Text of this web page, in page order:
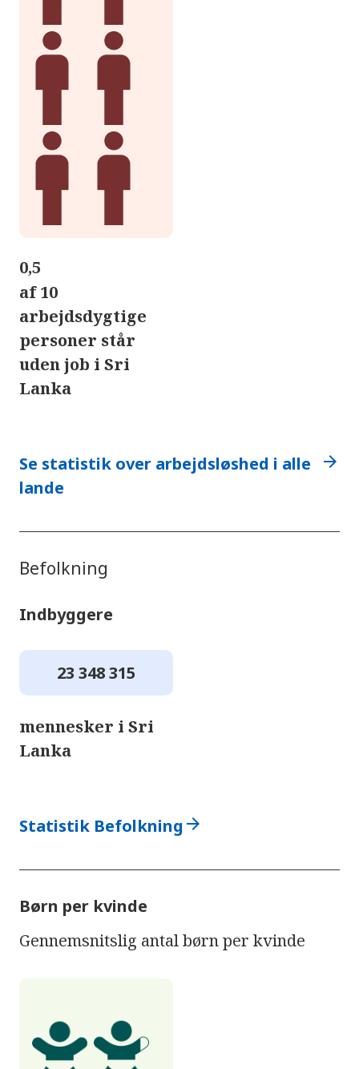
0,5
af 10
arbejdsdygtige
personer står
uden job i Sri
Lanka
Se statistik over arbejdsløshed i alle
lande
arrow_forward
Befolkning
Indbyggere
23 348 315
mennesker i Sri
Lanka
Statistik Befolkning arrow_forward
Børn per kvinde
Gennemsnitslig antal børn per kvinde